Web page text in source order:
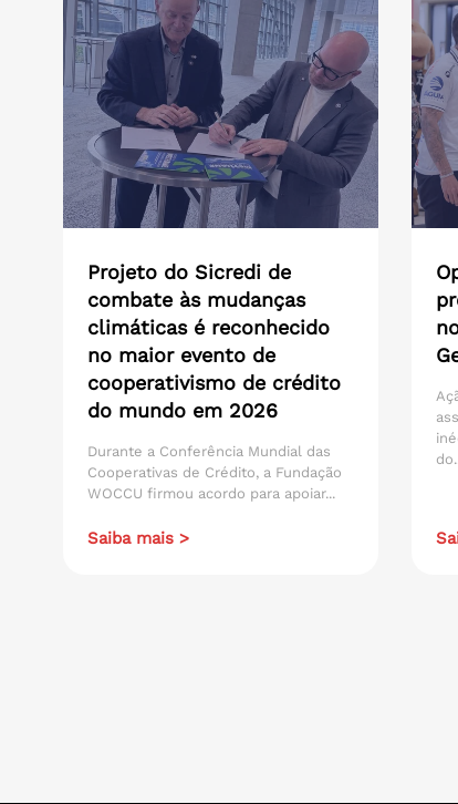
Projeto do Sicredi de
combate às mudanças
climáticas é reconhecido
no maior evento de
cooperativismo de crédito
do mundo em 2026
Durante a Conferência Mundial das
Cooperativas de Crédito, a Fundação
WOCCU firmou acordo para apoiar...
Saiba mais >